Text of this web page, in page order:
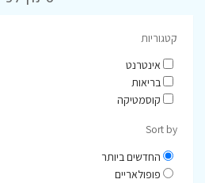
קטגוריות
אינטרנט
בריאות
קוסמטיקה
Sort by
החדשים ביותר
פופולאריים